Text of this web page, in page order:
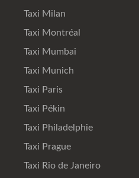
Taxi Milan
Taxi Montréal
Taxi Mumbai
Taxi Munich
Taxi Paris
Taxi Pékin
Taxi Philadelphie
Taxi Prague
Taxi Rio de Janeiro